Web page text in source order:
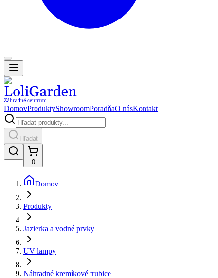
DomovProduktyShowroomPoradňaO násKontakt
Hľadať
0
Domov
Produkty
Jazierka a vodné prvky
UV lampy
Náhradné kremíkové trubice